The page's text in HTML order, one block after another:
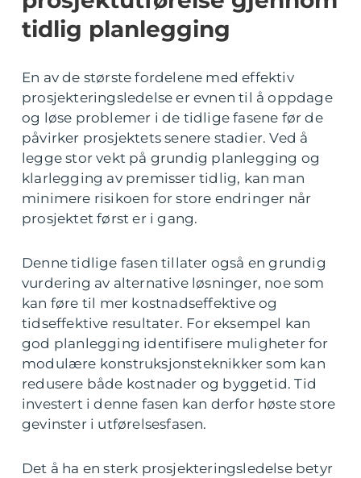
tidlig planlegging
En av de største fordelene med effektiv
prosjekteringsledelse er evnen til å oppdage
og løse problemer i de tidlige fasene før de
påvirker prosjektets senere stadier. Ved å
legge stor vekt på grundig planlegging og
klarlegging av premisser tidlig, kan man
minimere risikoen for store endringer når
prosjektet først er i gang.
Denne tidlige fasen tillater også en grundig
vurdering av alternative løsninger, noe som
kan føre til mer kostnadseffektive og
tidseffektive resultater. For eksempel kan
god planlegging identifisere muligheter for
modulære konstruksjonsteknikker som kan
redusere både kostnader og byggetid. Tid
investert i denne fasen kan derfor høste store
gevinster i utførelsesfasen.
Det å ha en sterk prosjekteringsledelse betyr